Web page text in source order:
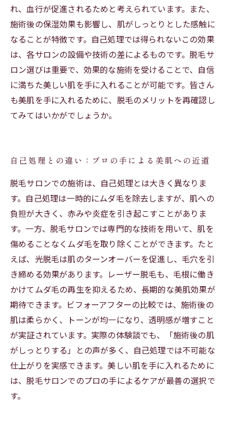
れ、血行が促進されるためと考えられています。また、
施術後の保湿効果も影響し、肌がしっとりとした感触に
なることが特徴です。自己処理では得られないこの効果
は、各サロンの設備や技術の差によるものです。脱毛サ
ロン選びは重要で、効果的な施術を受けることで、自信
に満ちた美しい肌を手に入れることが可能です。皆さん
も美肌を手に入れるために、脱毛のメリットを再確認し
てみてはいかがでしょうか。
自己処理との違い：プロの手による美肌への近道
脱毛サロンでの施術は、自己処理とは大きく異なりま
す。自己処理は一時的にムダ毛を除去しますが、肌への
負担が大きく、赤みや炎症を引き起こすことがありま
す。一方、脱毛サロンでは専門的な技術を用いて、肌を
傷めることなくムダ毛を取り除くことができます。たと
えば、光脱毛は肌のターンオーバーを促進し、毛穴を引
き締める効果があります。レーザー脱毛も、毛根に働き
かけてムダ毛の再生を抑えるため、長期的な美肌効果が
期待できます。ビフォーアフターの比較では、施術後の
肌は柔らかく、トーンが均一になり、透明感が増すこと
が実証されています。実際の体験談でも、「施術後の肌
がしっとりする」との声が多く、自己処理では不可能な
仕上がりを実感できます。美しい肌を手に入れるために
は、脱毛サロンでのプロの手によるケアが最善の選択で
す。